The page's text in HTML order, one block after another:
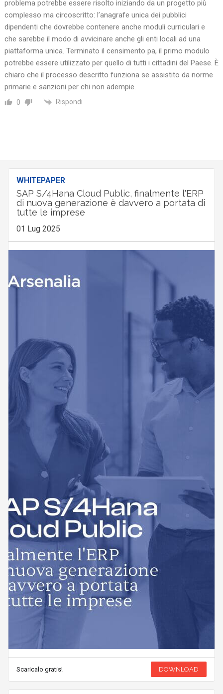
problema potrebbe essere risolto iniziando da un progetto più
complesso ma circoscritto: l’anagrafe unica dei pubblici
dipendenti che dovrebbe contenere anche moduli curriculari e
che sarebbe il modo di avvicinare anche gli enti locali ad una
piattaforma unica. Terminato il censimento pa, il primo modulo
potrebbe essere utilizzato per quello di tutti i cittadini del Paese. È
chiaro che il processo descritto funziona se assistito da norme
primarie e sanzioni per chi non adempie.
0 Rispondi
WHITEPAPER
SAP S/4Hana Cloud Public, finalmente l'ERP
di nuova generazione è davvero a portata di
tutte le imprese
01 Lug 2025
Scaricalo gratis! DOWNLOAD